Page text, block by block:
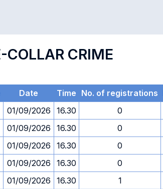
CRIME
Date Time No. of registrations
01/09/2026 16.30 0
01/09/2026 16.30 0
01/09/2026 16.30 0
01/09/2026 16.30 0
01/09/2026 16.30 1